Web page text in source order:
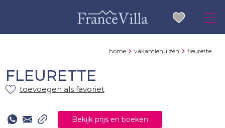
home vakantiehuizen fleurette
FLEURETTE
toevoegen als favoriet
Bekijk prijs en boeken